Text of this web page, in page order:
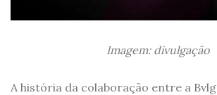
Imagem: divulgação
A história da colaboração entre a